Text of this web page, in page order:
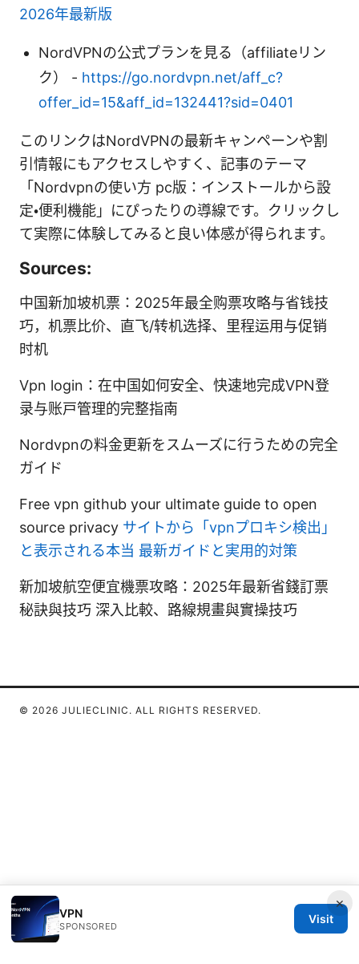
2026年最新版
NordVPNの公式プランを見る（affiliateリン
ク） - https://go.nordvpn.net/aff_c?
offer_id=15&aff_id=132441?sid=0401
このリンクはNordVPNの最新キャンペーンや割
引情報にもアクセスしやすく、記事のテーマ
「Nordvpnの使い方 pc版：インストールから設
定・便利機能」にぴったりの導線です。クリックし
て実際に体験してみると良い体感が得られます。
Sources:
中国新加坡机票：2025年最全购票攻略与省钱技
巧，机票比价、直飞/转机选择、里程运用与促销
时机
Vpn login：在中国如何安全、快速地完成VPN登
录与账户管理的完整指南
Nordvpnの料金更新をスムーズに行うための完全
ガイド
Free vpn github your ultimate guide to open
source privacy サイトから「vpnプロキシ検出」
と表示される本当 最新ガイドと実用的対策
新加坡航空便宜機票攻略：2025年最新省錢訂票
秘訣與技巧 深入比較、路線規畫與實操技巧
×
VPN
SPONSORED
Visit
© 2026 JULIECLINIC. ALL RIGHTS RESERVED.